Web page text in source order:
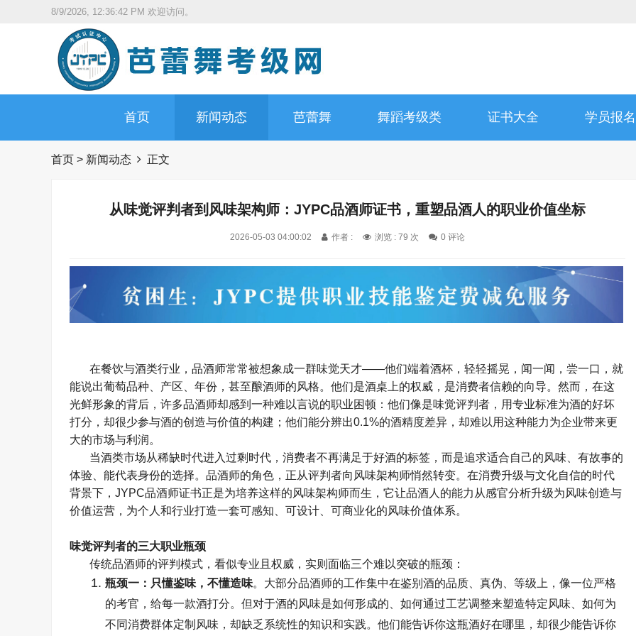
8/9/2026, 12:36:44 PM 欢迎访问。
首页 新闻动态 芭蕾舞 舞蹈考级类 证书大全 学员报名
首页 > 新闻动态 正文
从味觉评判者到风味架构师：JYPC品酒师证书，重塑品酒人的职业价值坐标
2026-05-03 04:00:02 作者 : 浏览 : 79 次 0 评论
在餐饮与酒类行业，品酒师常常被想象成一群味觉天才——他们端着酒杯，轻轻摇晃，闻一闻，尝一口，就
能说出葡萄品种、产区、年份，甚至酿酒师的风格。他们是酒桌上的权威，是消费者信赖的向导。然而，在这
光鲜形象的背后，许多品酒师却感到一种难以言说的职业困顿：他们像是味觉评判者，用专业标准为酒的好坏
打分，却很少参与酒的创造与价值的构建；他们能分辨出0.1%的酒精度差异，却难以用这种能力为企业带来更
大的市场与利润。
当酒类市场从稀缺时代进入过剩时代，消费者不再满足于好酒的标签，而是追求适合自己的风味、有故事的
体验、能代表身份的选择。品酒师的角色，正从评判者向风味架构师悄然转变。在消费升级与文化自信的时代
背景下， JYPC品酒师证书正是为培养这样的风味架构师而生，它让品酒人的能力从感官分析升级为风味创造与
价值运营，为个人和行业打造一套可感知、可设计、可商业化的风味价值体系。
味觉评判者的三大职业瓶颈
传统品酒师的评判模式，看似专业且权威，实则面临三个难以突破的瓶颈：
瓶颈一：只懂鉴味，不懂造味。大部分品酒师的工作集中在鉴别酒的品质、真伪、等级上，像一位严格
的考官，给每一款酒打分。但对于酒的风味是如何形成的、如何通过工艺调整来塑造特定风味、如何为
不同消费群体定制风味，却缺乏系统性的知识和实践。他们能告诉你这瓶酒好在哪里，却很少能告诉你